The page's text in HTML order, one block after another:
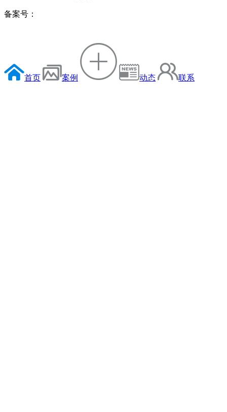
备案号：
首页 案例 动态 联系